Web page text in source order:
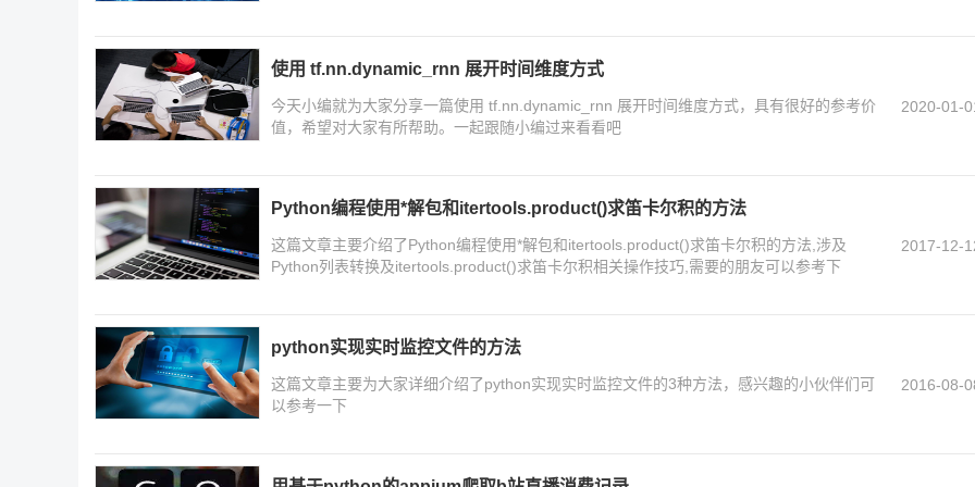
使用 tf.nn.dynamic_rnn 展开时间维度方式
今天小编就为大家分享一篇使用 tf.nn.dynamic_rnn 展开时间维度方式，具有很好的参考价
值，希望对大家有所帮助。一起跟随小编过来看看吧
2020-01-
Python编程使用*解包和itertools.product()求笛卡尔积的方法
这篇文章主要介绍了Python编程使用*解包和itertools.product()求笛卡尔积的方法,涉及
Python列表转换及itertools.product()求笛卡尔积相关操作技巧,需要的朋友可以参考下
2017-12-
python实现实时监控文件的方法
这篇文章主要为大家详细介绍了python实现实时监控文件的3种方法，感兴趣的小伙伴们可
以参考一下
2016-08-